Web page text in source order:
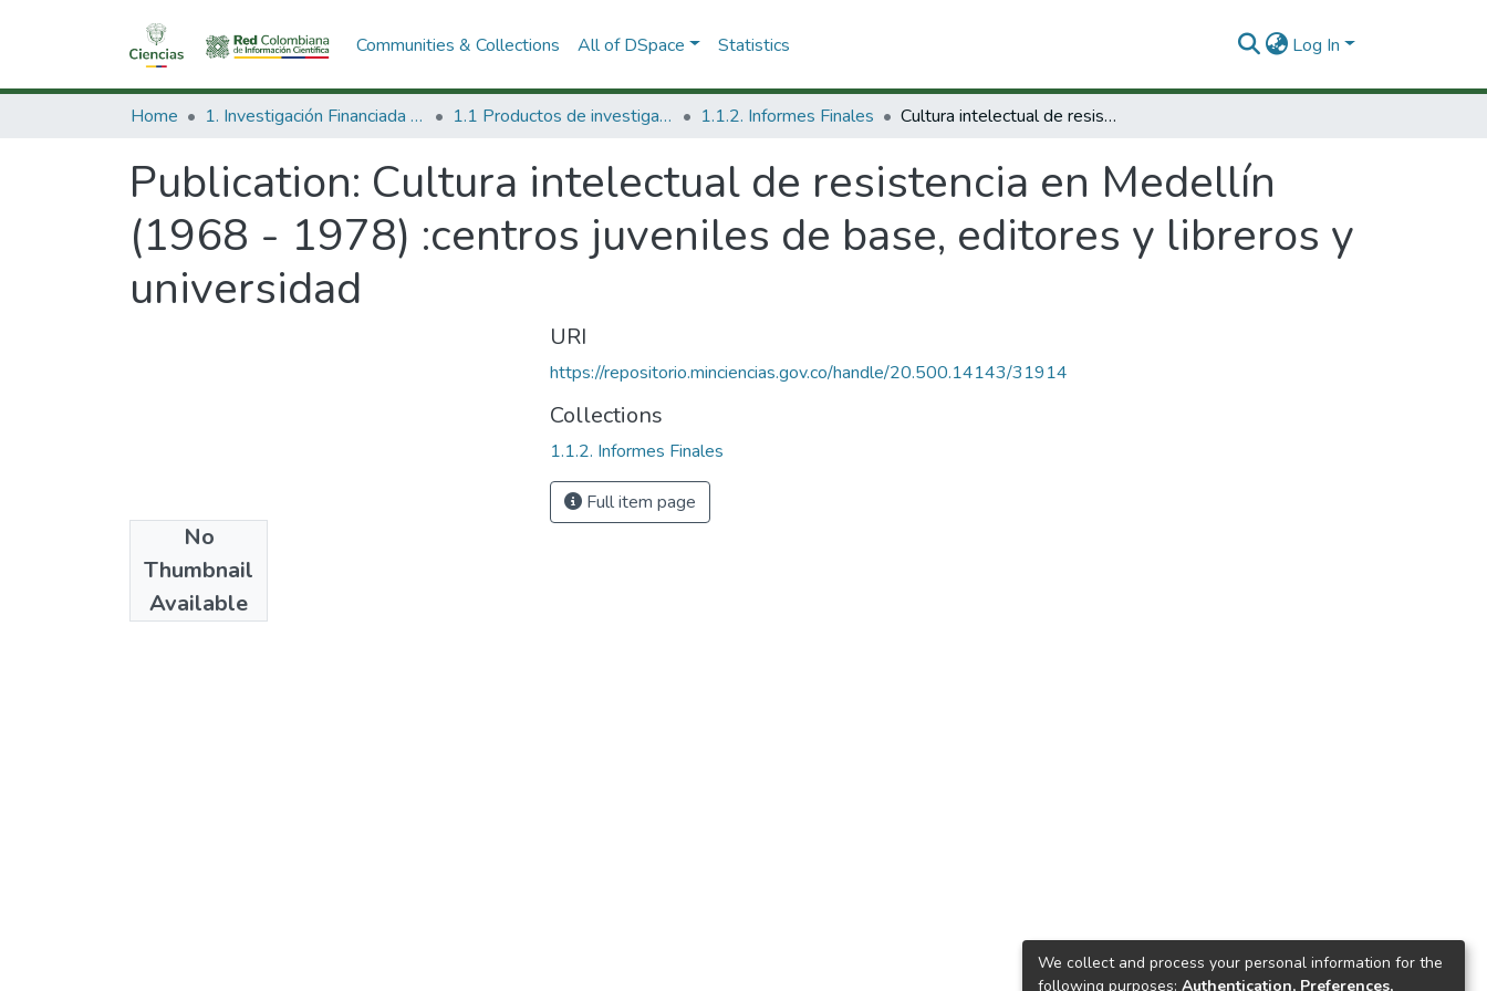
Communities & Collections All of DSpace Statistics Log In
Home 1. Investigación Financiada con Recursos Públicos 1.1 Productos de investigación 1.1.2. Informes Finales Cultura intelectual de resistencia en Medellín (1968 - 1978) :centros juveniles de base, editores y libreros y universidad
Publication: Cultura intelectual de resistencia en Medellín
(1968 - 1978) :centros juveniles de base, editores y libreros y
universidad
No
Thumbnail
Available
2003
URI
https://repositorio.minciencias.gov.co/handle/20.500.14143/31914
Collections
1.1.2. Informes Finales
Full item page
We collect and process your personal information for the
following purposes: Authentication, Preferences,